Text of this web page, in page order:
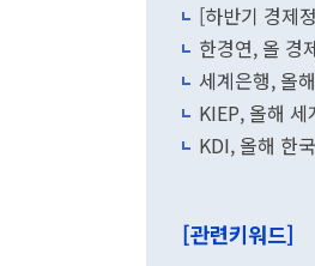
[하반기 경제
한경연, 올 경
세계은행, 올
KIEP, 올해
KDI, 올해 한
[관련키워드]